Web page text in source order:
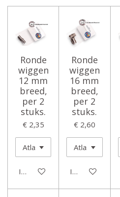
Ronde
wiggen
12 mm
breed,
per 2
stuks.
€ 2,35
In winkelwagen
Ronde
wiggen
16 mm
breed,
per 2
stuks.
€ 2,60
In winkelwagen